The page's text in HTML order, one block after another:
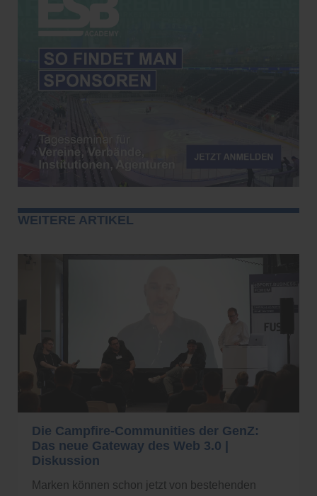
WEITERE ARTIKEL
Die Campfire-Communities der GenZ:
Das neue Gateway des Web 3.0 |
Diskussion
Marken können schon jetzt von bestehenden